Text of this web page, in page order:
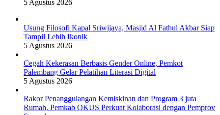
5 Agustus 2026
Usung Filosofi Kapal Sriwijaya, Masjid Al Fathul Akbar Siap
Tampil Lebih Ikonik
5 Agustus 2026
Cegah Kekerasan Berbasis Gender Online, Pemkot
Palembang Gelar Pelatihan Literasi Digital
5 Agustus 2026
Rakor Penanggulangan Kemiskinan dan Program 3 juta
Rumah, Pemkab OKUS Perkuat Kolaborasi dengan Pemprov